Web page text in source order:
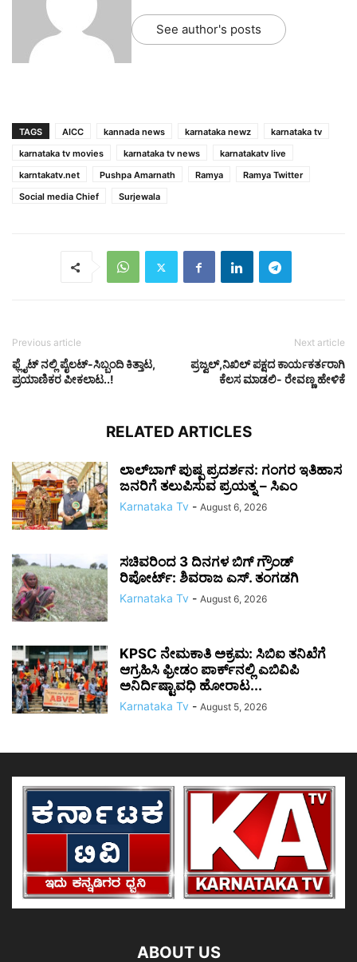
See author's posts
TAGS AICC kannada news karnataka newz
karnataka tv
karnataka tv movies
karnataka tv news
karnatakatv live
karntakatv.net
Pushpa Amarnath Ramya
Ramya Twitter
Social media Chief
Surjewala
Previous article
ಫ್ಲೈಟ್ ನಲ್ಲಿ ಪೈಲಟ್-ಸಿಬ್ಬಂದಿ ಕಿತ್ತಾಟ,
ಪ್ರಯಾಣಿಕರ ಪೀಕಲಾಟ..!
Next article
ಪ್ರಜ್ವಲ್,ನಿಖಿಲ್ ಪಕ್ಷದ ಕಾರ್ಯಕರ್ತರಾಗಿ
ಕೆಲಸ ಮಾಡಲಿ- ರೇವಣ್ಣ ಹೇಳಿಕೆ
RELATED ARTICLES
ಲಾಲ್‌ಬಾಗ್ ಪುಷ್ಪ ಪ್ರದರ್ಶನ: ಗಂಗರ ಇತಿಹಾಸ
ಜನರಿಗೆ ತಲುಪಿಸುವ ಪ್ರಯತ್ನ – ಸಿಎಂ
Karnataka Tv - August 6, 2026
ಸಚಿವರಿಂದ 3 ದಿನಗಳ ಬಿಗ್ ಗ್ರೌಂಡ್
ರಿಪೋರ್ಟ್: ಶಿವರಾಜ ಎಸ್. ತಂಗಡಗಿ
Karnataka Tv - August 6, 2026
KPSC ನೇಮಕಾತಿ ಅಕ್ರಮ: ಸಿಬಿಐ ತನಿಖೆಗೆ
ಆಗ್ರಹಿಸಿ ಫ್ರೀಡಂ ಪಾರ್ಕ್‌ನಲ್ಲಿ ಎಬಿವಿಪಿ
ಅನಿರ್ದಿಷ್ಟಾವಧಿ ಹೋರಾಟ...
Karnataka Tv - August 5, 2026
ABOUT US